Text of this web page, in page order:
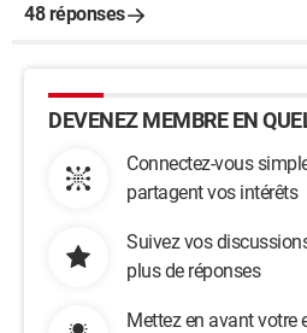
48 réponses
DEVENEZ MEMBRE EN
Connectez-vous
partagent vos intérêts
Suivez vos
plus de réponses
Mettez en avant votre